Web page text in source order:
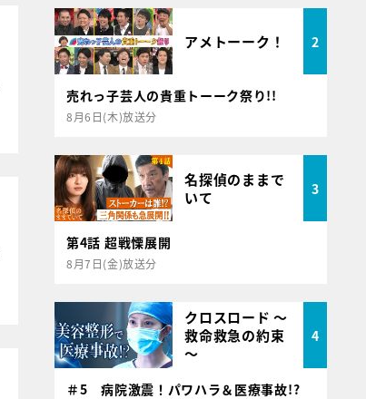
アメトーーク！ 2
売れっ子芸人の貴重トーーク祭り!!
8月6日(木)放送分
名探偵のままで
いて
3
第4話 超戦慄展開
8月7日(金)放送分
クロスロード ～
救命救急の約束
～
4
＃5 病院激震！パワハラ＆医療事故!?